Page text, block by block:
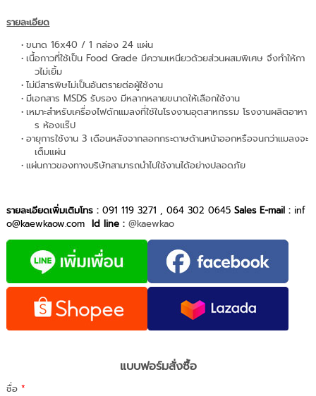
รายละเอียด
ขนาด 16x40 / 1 กล่อง 24 แผ่น
เนื้อกาวที่ใช้เป็น Food Grade มีความเหนียวด้วยส่วนผสมพิเศษ จึงทำให้กา
วไม่เยิ้ม
ไม่มีสารพิษไม่เป็นอันตรายต่อผู้ใช้งาน
มีเอกสาร MSDS รับรอง มีหลากหลายขนาดให้เลือกใช้งาน
เหมาะสำหรับเครื่องไฟดักแมลงที่ใช้ในโรงงานอุตสาหกรรม โรงงานผลิตอาหา
ร ห้องแร๊ป
อายุการใช้งาน 3 เดือนหลังจากลอกกระดาษด้านหน้าออกหรือจนกว่าแมลงจะ
เต็มแผ่น
แผ่นกาวของทางบริษัทสามารถนำไปใช้งานได้อย่างปลอดภัย
รายละเอียดเพิ่มเติมโทร : 091 119 3271 , 064 302 0645Sales E-mail : inf
o@kaewkaow.comId line : @kaewkao
แบบฟอร์มสั่งซื้อ
ชื่อ*